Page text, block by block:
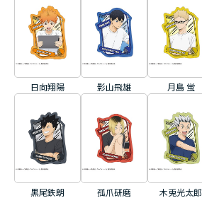
日向翔陽 影山飛雄 月島 蛍
黒尾鉄朗 孤爪研磨 木兎光太郎